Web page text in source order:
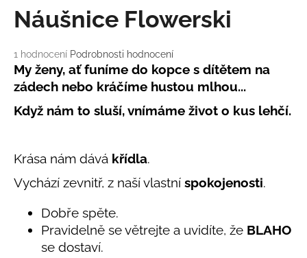
Průměrné
hodnocení
produktu
je
5,0
z
1 hodnocení Podrobnosti hodnocení
Náušnice Flowerski
My ženy, ať funíme do kopce s dítětem na
zádech nebo kráčíme hustou mlhou...
Když nám to sluší, vnímáme život o kus lehčí.
Krása nám dává křídla.
Vychází zevnitř, z naší vlastní spokojenosti.
Dobře spěte.
Pravidelně se větrejte a uvidíte, že BLAHO
se dostaví.
D
o
o
r
u
u
m
e
LETNÍ
KLOBOUČEK
OUŠKY